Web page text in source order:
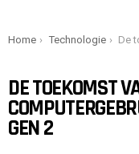
You are here:
Home Technologie De toekomst
DE TOEKOMST
GEN 2